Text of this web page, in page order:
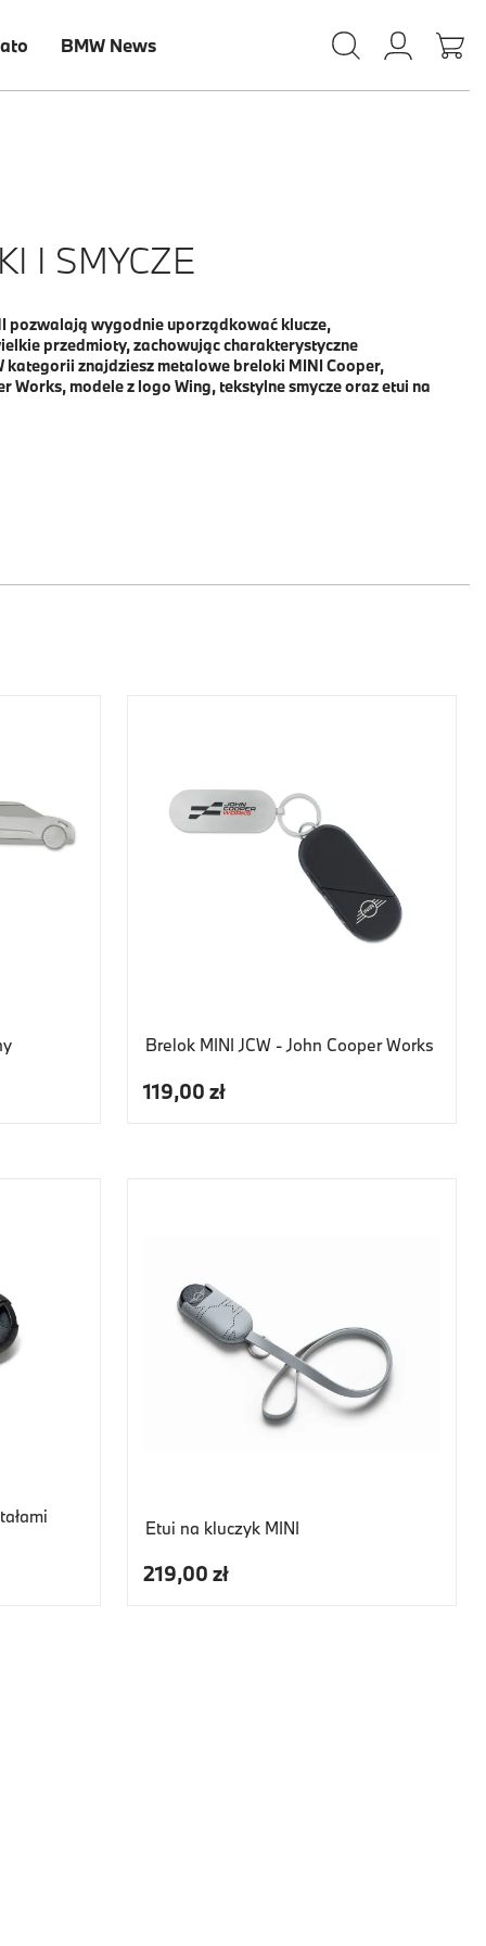
BMW News
I SMYCZE
pozwalają wygodnie uporządkować klucze,
przedmioty, zachowując charakterystyczne
kategorii znajdziesz metalowe breloki MINI Cooper,
Works, modele z logo Wing, tekstylne smycze oraz etui na
Brelok MINI JCW - John Cooper Works
119,00 zł
Etui na kluczyk MINI
219,00 zł